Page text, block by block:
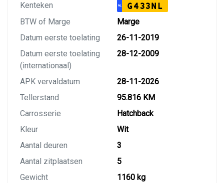
Kenteken NL G433NL
BTW of Marge
Marge
Datum eerste toelating
26-11-2019
Datum eerste toelating
(internationaal)
28-12-2009
APK vervaldatum
28-11-2026
Tellerstand
95.816 KM
Carrosserie
Hatchback
Kleur
Wit
Aantal deuren
3
Aantal zitplaatsen
5
Gewicht
1160 kg